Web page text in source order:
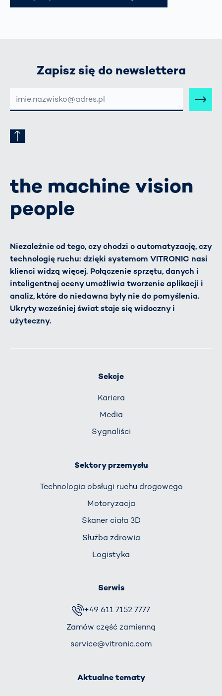
Zapisz się do newslettera
MAIL-
ADRESSE
the machine vision
people
Niezależnie od tego, czy chodzi o automatyzację, czy
technologię ruchu: dzięki systemom VITRONIC nasi
klienci widzą więcej. Połączenie sprzętu, danych i
inteligentnej oceny umożliwia tworzenie aplikacji i
analiz, które do niedawna były nie do pomyślenia.
Ukryty wcześniej świat staje się widoczny i
użyteczny.
Sekcje
Kariera
Media
Sygnaliści
Sektory przemysłu
Technologia obsługi ruchu drogowego
Motoryzacja
Skaner ciała 3D
Służba zdrowia
Logistyka
Serwis
+49 611 7152 7777
Zamów część zamienną
service@vitronic.com
Aktualne tematy